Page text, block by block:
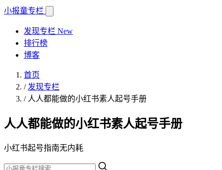
小报童专栏
发现专栏 New
排行榜
博客
首页
/ 发现专栏
/ 人人都能做的小红书素人起号手册
人人都能做的小红书素人起号手册
小红书起号指南无内耗